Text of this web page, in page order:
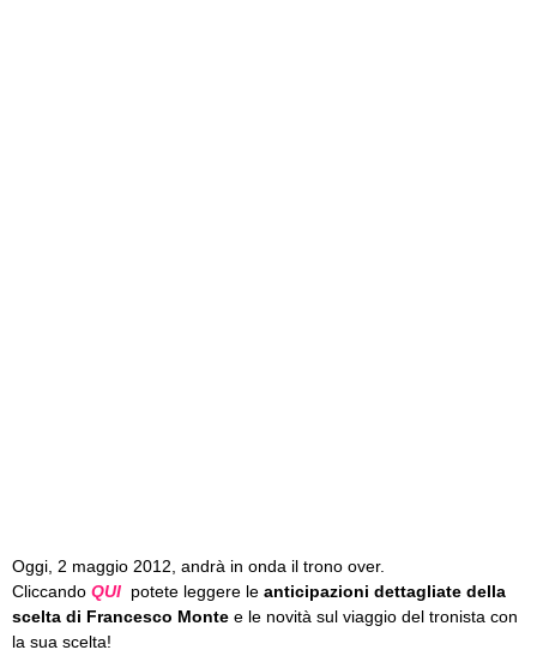
Oggi, 2 maggio 2012, andrà in onda il trono over.
Cliccando QUI potete leggere le anticipazioni dettagliate della
scelta di Francesco Monte e le novità sul viaggio del tronista con
la sua scelta!